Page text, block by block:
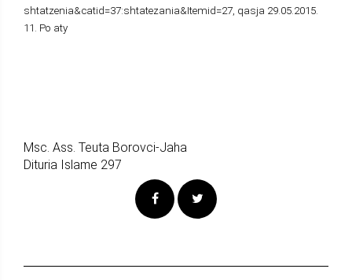
shtatzenia&catid=37:shtatezania&Itemid=27, qasja 29.05.2015.
11. Po aty
Msc. Ass. Teuta Borovci-Jaha
Dituria Islame 297